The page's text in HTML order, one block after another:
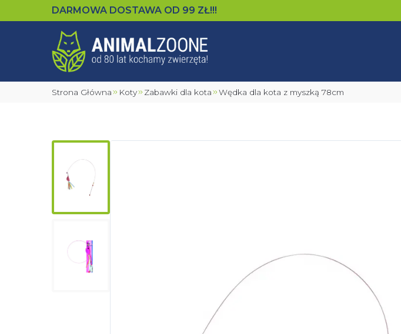
DARMOWA DOSTAWA OD 99 ZŁ!!!
Strona Główna Koty Zabawki dla kota Wędka dla kota z myszką 78cm